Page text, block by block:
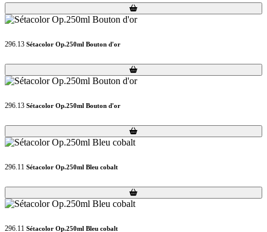
Loading...
Loading...
296.13 Sétacolor Op.250ml Bouton d'or
Loading...
Loading...
296.13 Sétacolor Op.250ml Bouton d'or
Loading...
Loading...
296.11 Sétacolor Op.250ml Bleu cobalt
Loading...
Loading...
296.11 Sétacolor Op.250ml Bleu cobalt